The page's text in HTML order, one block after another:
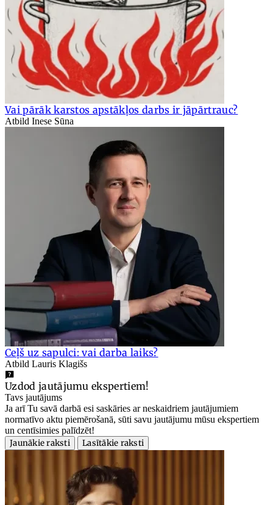
Vai pārāk karstos apstākļos darbs ir jāpārtrauc?
Atbild Inese Sūna
Ceļš uz sapulci: vai darba laiks?
Atbild Lauris Klagišs
Uzdod jautājumu ekspertiem!
Tavs jautājums
Ja arī Tu savā darbā esi saskāries ar neskaidriem jautājumiem
normatīvo aktu piemērošanā, sūti savu jautājumu mūsu ekspertiem
un centīsimies palīdzēt!
Jaunākie raksti
Lasītākie raksti